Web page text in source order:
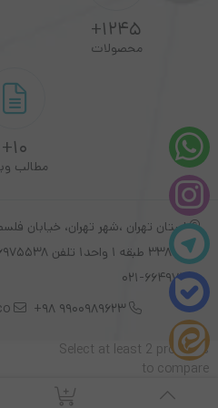
1245+
محصولات
10+
مطالب
استان تهران ،شهر تهران، خیابان
66497426-021
9900989623 98+
Select at least 2 products
to compare